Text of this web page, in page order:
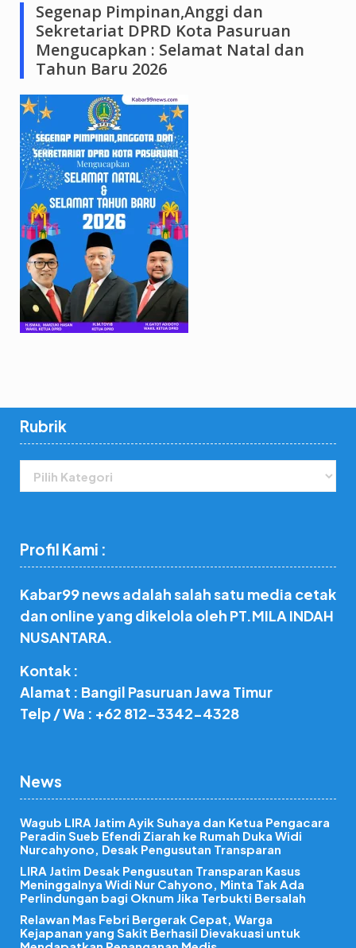
Segenap Pimpinan,Anggi dan
Sekretariat DPRD Kota Pasuruan
Mengucapkan : Selamat Natal dan
Tahun Baru 2026
Rubrik
Profil Kami :
Kabar99 news adalah salah satu media cetak
dan online yang dikelola oleh PT.MILA INDAH
NUSANTARA.
Kontak :
Alamat : Bangil Pasuruan Jawa Timur
Telp / Wa : +62 812-3342-4328
News
Wagub LIRA Jatim Ayik Suhaya dan Ketua Pengacara
Peradin Sueb Efendi Ziarah ke Rumah Duka Widi
Nurcahyono, Desak Pengusutan Transparan
LIRA Jatim Desak Pengusutan Transparan Kasus
Meninggalnya Widi Nur Cahyono, Minta Tak Ada
Perlindungan bagi Oknum Jika Terbukti Bersalah
Relawan Mas Febri Bergerak Cepat, Warga
Kejapanan yang Sakit Berhasil Dievakuasi untuk